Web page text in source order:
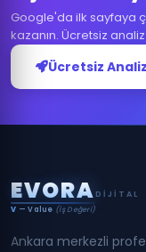
Google'da ilk sayfaya
kazanın. Ücretsiz
Ücretsiz
EVORA DIJITAL
V — Value (İş Değeri)
Ankara merkezli